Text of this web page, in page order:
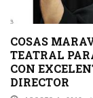
COSAS
TEATRAL
CON
DIRECTOR